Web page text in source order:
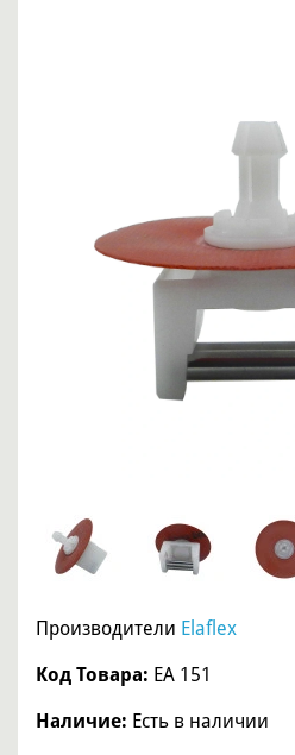
Производители Elaflex
Код Товара: EA 151
Наличие: Есть в наличии